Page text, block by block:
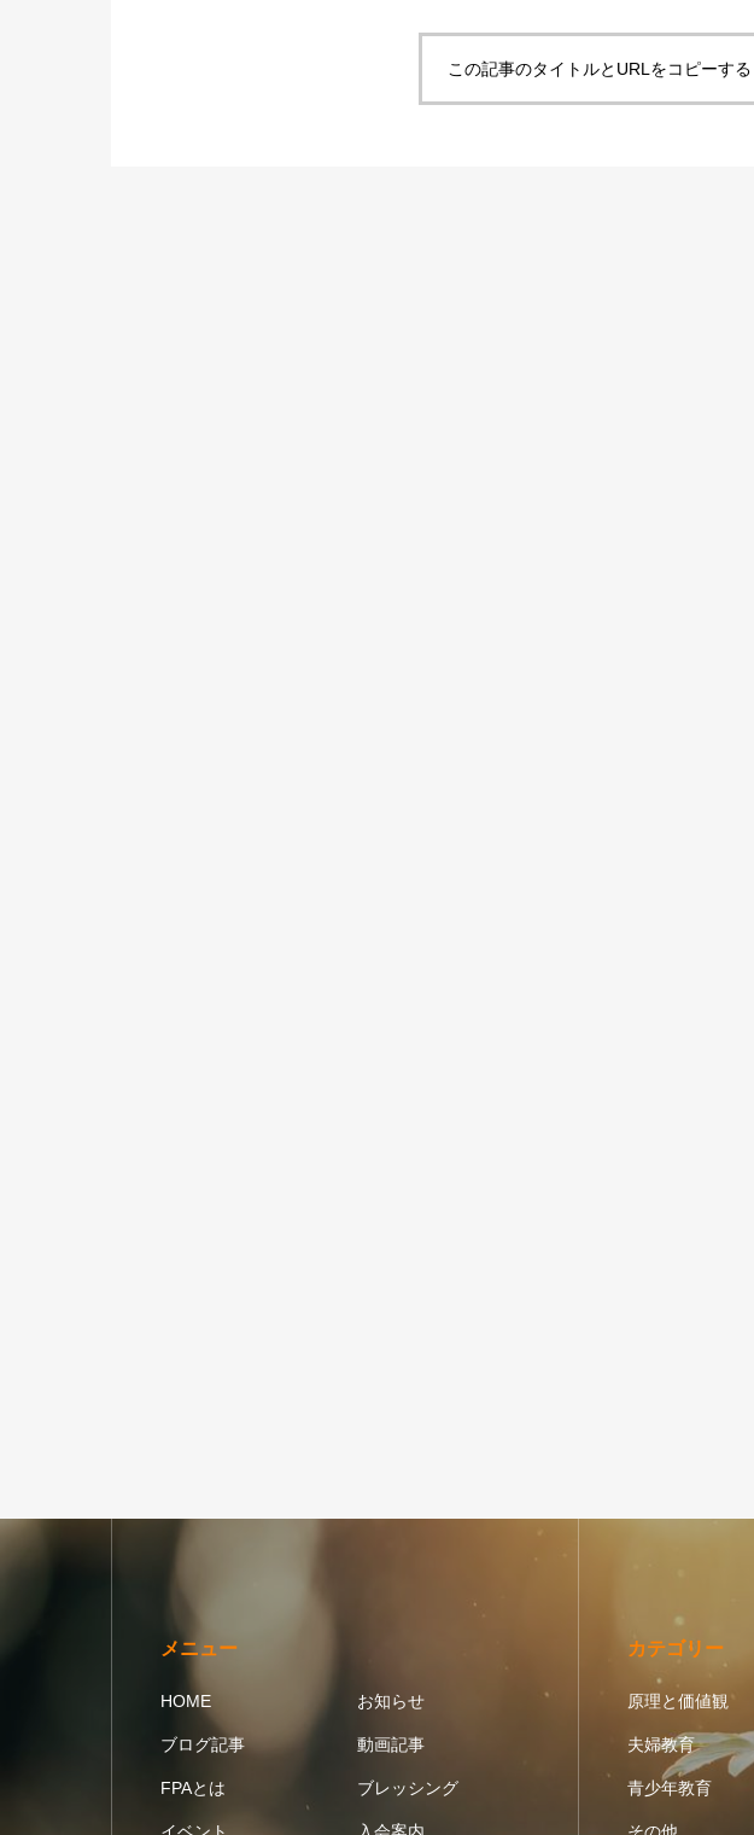
この記事のタイトルとURLをコピーする
メニュー
HOME お知らせ
ブログ記事 動画記事
FPAとは ブレッシング
カテゴリー
原理と価値観
夫婦教育
青少年教育